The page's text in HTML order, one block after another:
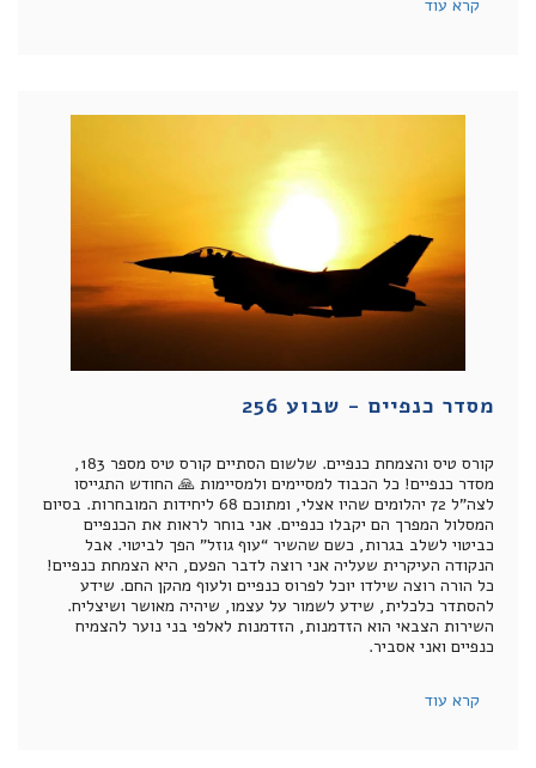
קרא עוד
מסדר כנפיים - שבוע 256
קורס טיס והצמחת כנפיים. שלשום הסתיים קורס טיס מספר 183,
מסדר כנפיים! כל הכבוד למסיימים ולמסיימות 🙏 החודש התגייסו
לצה”ל 72 יהלומים שהיו אצלי, ומתוכם 68 ליחידות המובחרות. בסיום
המסלול המפרך הם יקבלו כנפיים. אני בוחר לראות את הכנפיים
כביטוי לשלב בגרות, כשם שהשיר “עוף גוזל” הפך לביטוי. אבל
הנקודה העיקרית שעליה אני רוצה לדבר הפעם, היא הצמחת כנפיים!
כל הורה רוצה שילדו יוכל לפרוס כנפיים ולעוף מהקן החם. שידע
להסתדר כלכלית, שידע לשמור על עצמו, שיהיה מאושר ושיצליח.
השירות הצבאי הוא הזדמנות, הזדמנות לאלפי בני נוער להצמיח
כנפיים ואני אסביר.
קרא עוד